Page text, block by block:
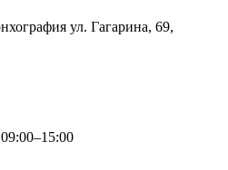
ул. Гагарина, 69,